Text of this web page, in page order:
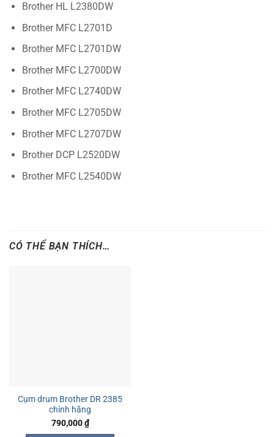
Brother HL L2380DW
Brother MFC L2701D
Brother MFC L2701DW
Brother MFC L2700DW
Brother MFC L2740DW
Brother MFC L2705DW
Brother MFC L2707DW
Brother DCP L2520DW
Brother MFC L2540DW
CÓ THỂ BẠN THÍCH…
Cụm drum Brother DR 2385
chính hãng
790,000₫